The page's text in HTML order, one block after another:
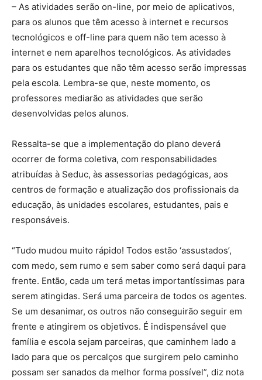
– As atividades serão on-line, por meio de aplicativos,
para os alunos que têm acesso à internet e recursos
tecnológicos e off-line para quem não tem acesso à
internet e nem aparelhos tecnológicos. As atividades
para os estudantes que não têm acesso serão impressas
pela escola. Lembra-se que, neste momento, os
professores mediarão as atividades que serão
desenvolvidas pelos alunos.
Ressalta-se que a implementação do plano deverá
ocorrer de forma coletiva, com responsabilidades
atribuídas à Seduc, às assessorias pedagógicas, aos
centros de formação e atualização dos profissionais da
educação, às unidades escolares, estudantes, pais e
responsáveis.
“Tudo mudou muito rápido! Todos estão ‘assustados’,
com medo, sem rumo e sem saber como será daqui para
frente. Então, cada um terá metas importantíssimas para
serem atingidas. Será uma parceira de todos os agentes.
Se um desanimar, os outros não conseguirão seguir em
frente e atingirem os objetivos. É indispensável que
família e escola sejam parceiras, que caminhem lado a
lado para que os percalços que surgirem pelo caminho
possam ser sanados da melhor forma possível”, diz nota